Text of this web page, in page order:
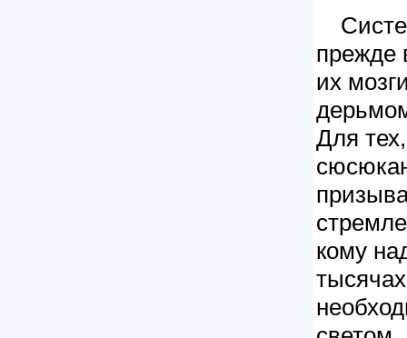
прежде
их
Для
кому